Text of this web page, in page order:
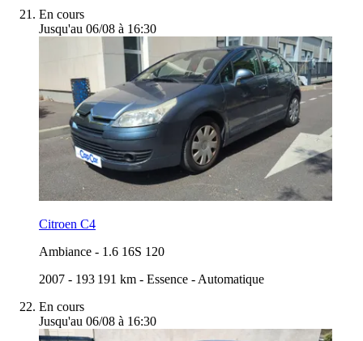
En cours
Jusqu'au 06/08 à 16:30
Citroen C4
Ambiance - 1.6 16S 120
2007 - 193 191 km - Essence - Automatique
En cours
Jusqu'au 06/08 à 16:30